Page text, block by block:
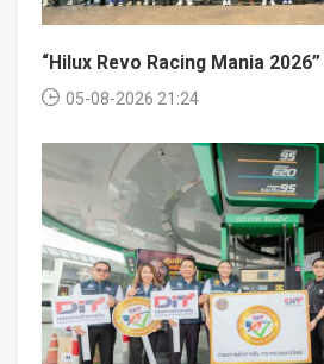
“Hilux Revo Racing Mania 2026”
05-08-2026 21:24